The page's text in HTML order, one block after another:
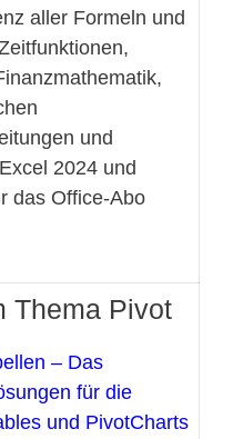
aller Formeln und
und
2024 und
das Office-Abo
Thema Pivot
– Das
für die
und PivotCharts